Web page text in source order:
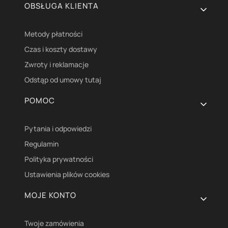
OBSŁUGA KLIENTA
Metody płatności
Czas i koszty dostawy
Zwroty i reklamacje
Odstąp od umowy tutaj
POMOC
Pytania i odpowiedzi
Regulamin
Polityka prywatności
Ustawienia plików cookies
MOJE KONTO
Twoje zamówienia